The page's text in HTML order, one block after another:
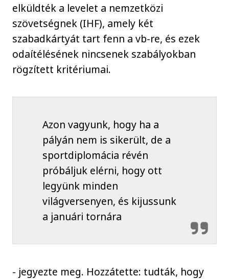
elküldték a levelet a nemzetközi
szövetségnek (IHF), amely két
szabadkártyát tart fenn a vb-re, és ezek
odaítélésének nincsenek szabályokban
rögzített kritériumai.
Azon vagyunk, hogy ha a
pályán nem is sikerült, de a
sportdiplomácia révén
próbáljuk elérni, hogy ott
legyünk minden
világversenyen, és kijussunk
a januári tornára
- jegyezte meg. Hozzátette: tudták, hogy